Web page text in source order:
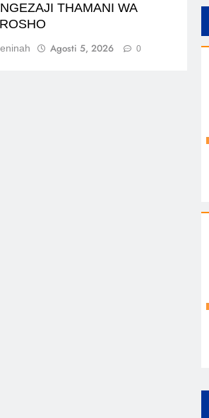
THAMANI WA
Agosti 5, 2026 0